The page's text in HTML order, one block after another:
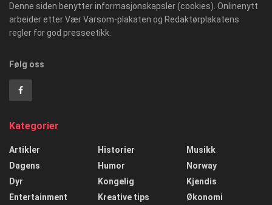
Denne siden benytter informasjonskapsler (cookies). Onlinenytt
arbeider etter Vær Varsom-plakaten og Redaktørplakatens
regler for god presseetikk.
Følg oss
Kategorier
Artikler
Dagens
Dyr
Entertainment
Historier
Humor
Kongelig
Kreative tips
Musikk
Norway
Kjendis
Økonomi